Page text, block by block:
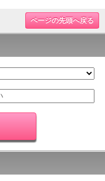
ページの先頭へ戻る